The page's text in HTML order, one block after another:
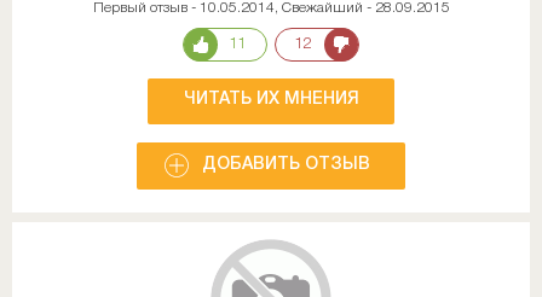
Первый отзыв - 10.05.2014, Свежайший - 28.09.2015
11 12
ЧИТАТЬ ИХ МНЕНИЯ
ДОБАВИТЬ ОТЗЫВ